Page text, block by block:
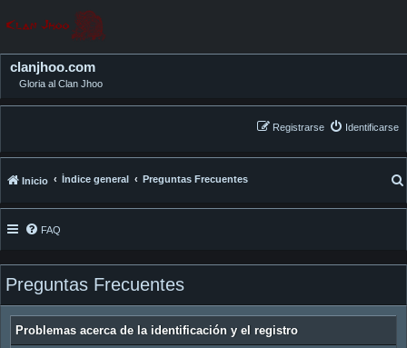
clanjhoo.com
Gloria al Clan Jhoo
Identificarse
Registrarse
Inicio Índice general Preguntas Frecuentes
FAQ
Preguntas Frecuentes
Problemas acerca de la identificación y el registro